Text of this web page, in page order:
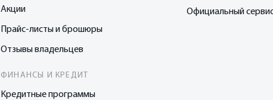
Акции
Прайс-листы и брошюры
Отзывы владельцев
ФИНАНСЫ И КРЕДИТ
Кредитные программы
Официальный